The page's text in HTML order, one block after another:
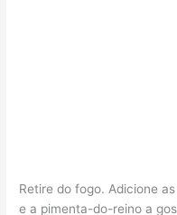
Retire do fogo. Adicione
e a pimenta-do-reino a